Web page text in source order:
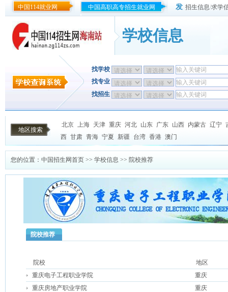
中国114就业网 中国高职高专招生就业网 发 招生信息/求学
学校信息
找学校
找专业
找招生
地区搜索
北京 上海 天津 重庆 河北 山东 广东 山西 内蒙古 辽宁
西 甘肃 青海 宁夏 新疆 台湾 香港 澳门
您的位置： 中国招生网首页 >> 学校信息 >> 院校推荐
院校推荐
院校
地区
重庆电子工程职业学院
重庆
重庆房地产职业学院
重庆